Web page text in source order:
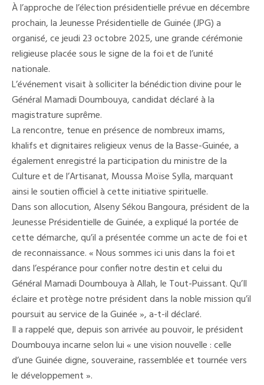
La
Jeunesse
Présidentielle
De
Guinée
Invoque
Divine
Pour
Le
Mamadi
Doumbouya
À l’approche de l’élection présidentielle prévue en décembre
prochain, la Jeunesse Présidentielle de Guinée (JPG) a
organisé, ce jeudi 23 octobre 2025, une grande cérémonie
religieuse placée sous le signe de la foi et de l’unité
nationale.
L’événement visait à solliciter la bénédiction divine pour le
Général Mamadi Doumbouya, candidat déclaré à la
magistrature suprême.
La rencontre, tenue en présence de nombreux imams,
khalifs et dignitaires religieux venus de la Basse-Guinée, a
également enregistré la participation du ministre de la
Culture et de l’Artisanat, Moussa Moïse Sylla, marquant
ainsi le soutien officiel à cette initiative spirituelle.
Dans son allocution, Alseny Sékou Bangoura, président de la
Jeunesse Présidentielle de Guinée, a expliqué la portée de
cette démarche, qu’il a présentée comme un acte de foi et
de reconnaissance. « Nous sommes ici unis dans la foi et
dans l’espérance pour confier notre destin et celui du
Général Mamadi Doumbouya à Allah, le Tout-Puissant. Qu’Il
éclaire et protège notre président dans la noble mission qu’il
poursuit au service de la Guinée », a-t-il déclaré.
Il a rappelé que, depuis son arrivée au pouvoir, le président
Doumbouya incarne selon lui « une vision nouvelle : celle
d’une Guinée digne, souveraine, rassemblée et tournée vers
le développement ».